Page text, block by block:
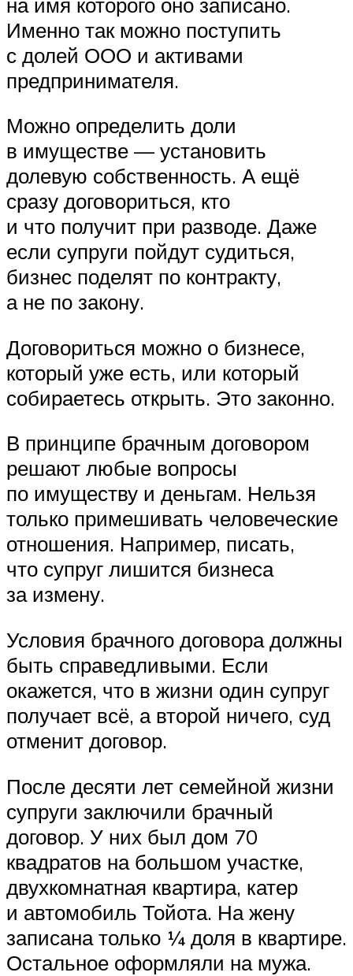
Именно так можно поступить
с долей ООО и активами
предпринимателя.
Можно определить доли
в имуществе — установить
долевую собственность. А ещё
сразу договориться, кто
и что получит при разводе. Даже
если супруги пойдут судиться,
бизнес поделят по контракту,
а не по закону.
Договориться можно о бизнесе,
который уже есть, или который
собираетесь открыть. Это законно.
В принципе брачным договором
решают любые вопросы
по имуществу и деньгам. Нельзя
только примешивать человеческие
отношения. Например, писать,
что супруг лишится бизнеса
за измену.
Условия брачного договора должны
быть справедливыми. Если
окажется, что в жизни один супруг
получает всё, а второй ничего, суд
отменит договор.
После десяти лет семейной жизни
супруги заключили брачный
договор. У них был дом 70
квадратов на большом участке,
двухкомнатная квартира, катер
и автомобиль Тойота. На жену
записана только ¼ доля в квартире.
Остальное оформляли на мужа.